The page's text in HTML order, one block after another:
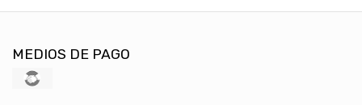
MEDIOS DE PAGO